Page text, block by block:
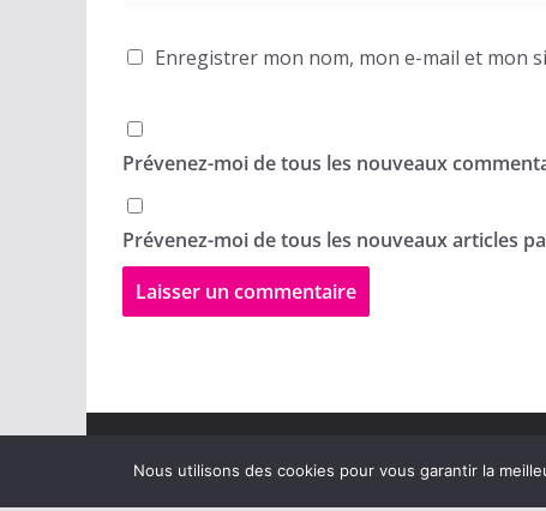
Enregistrer mon nom, mon e-mail et mon
Prévenez-moi de tous les nouveaux
Prévenez-moi de tous les nouveaux articles
Nous utilisons des cookies pour vous garantir la